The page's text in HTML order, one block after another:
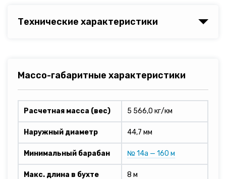
Технические характеристики
Массо-габаритные характеристики
Расчетная масса (вес) 5 566,0 кг/км
Наружный диаметр 44,7 мм
Минимальный барабан № 14а — 160 м
Макс. длина в бухте 8 м